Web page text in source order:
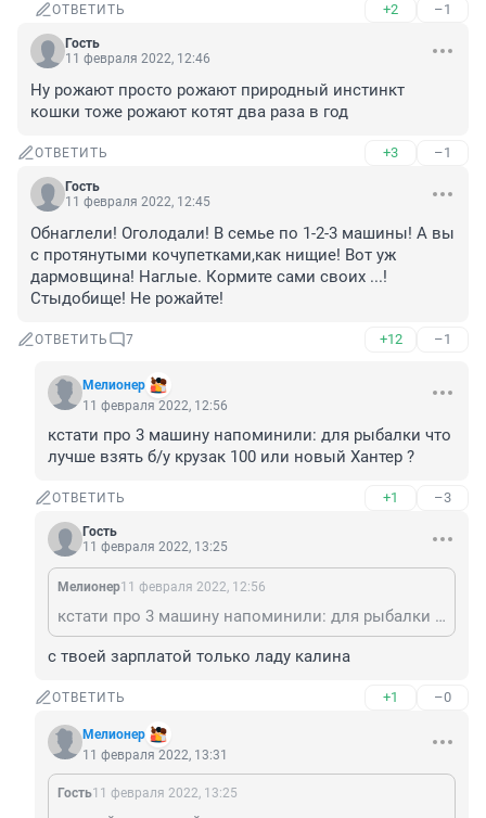
ОТВЕТИТЬ +2 –1
Гость
11 февраля 2022, 12:46
Ну рожают просто рожают природный инстинкт
кошки тоже рожают котят два раза в год
ОТВЕТИТЬ +3 –1
Гость
11 февраля 2022, 12:45
Обнаглели! Оголодали! В семье по 1-2-3 машины! А вы
с протянутыми кочупетками,как нищие! Вот уж
дармовщина! Наглые. Кормите сами своих ...!
Стыдобище! Не рожайте!
ОТВЕТИТЬ 7 +12 –1
Мелионер
11 февраля 2022, 12:56
кстати про 3 машину напоминили: для рыбалки что
лучше взять б/у крузак 100 или новый Хантер ?
ОТВЕТИТЬ +1 –3
Гость
11 февраля 2022, 13:25
Мелионер11 февраля 2022, 12:56
кстати про 3 машину напоминили: для рыбалки что лучше взять б/у крузак 100 или новый Хантер ?
с твоей зарплатой только ладу калина
ОТВЕТИТЬ +1 –0
Мелионер
11 февраля 2022, 13:31
Гость11 февраля 2022, 13:25